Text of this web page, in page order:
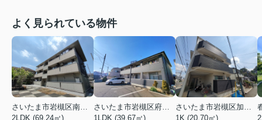
よく見られている物件
2LDK (69.24㎡)
1LDK (39.67㎡)
1K (20.70㎡)